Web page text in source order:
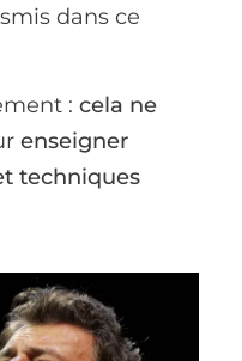
dans ce
: cela ne
enseigner
techniques